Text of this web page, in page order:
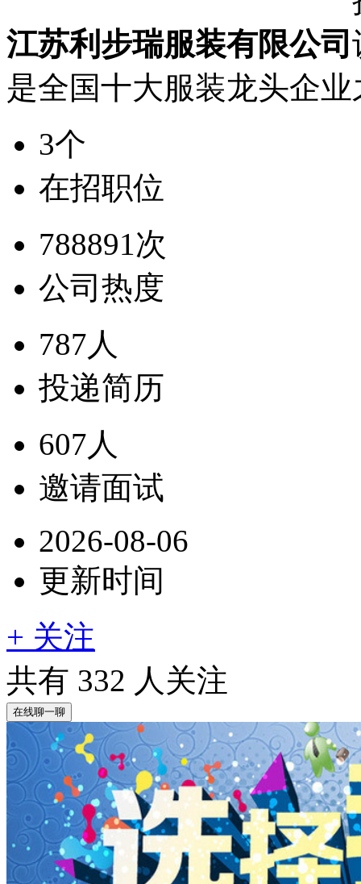
江苏利步瑞服装有限公司
是全国十大服装龙头企
3个
在招职位
788891次
公司热度
787人
投递简历
607人
邀请面试
2026-08-06
更新时间
+ 关注
共有 332 人关注
在线聊一聊